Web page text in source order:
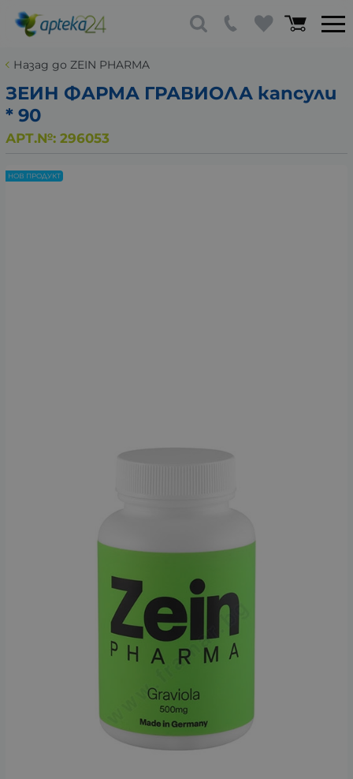
Назад до ZEIN PHARMA
ЗЕИН ФАРМА ГРАВИОЛА капсули
* 90
АРТ.№: 296053
НОВ ПРОДУКТ